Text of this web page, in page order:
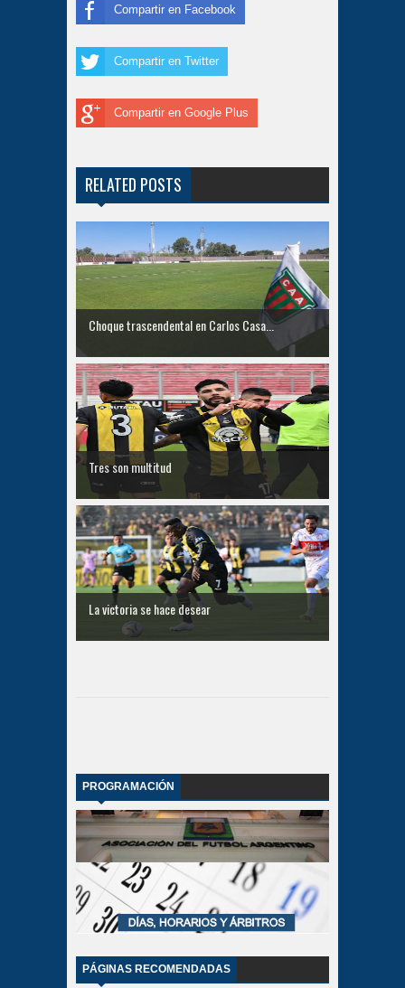
Compartir en Facebook
Compartir en Twitter
Compartir en Google Plus
RELATED POSTS
Choque trascendental en Carlos Casa...
Tres son multitud
La victoria se hace desear
PROGRAMACIÓN
PÁGINAS RECOMENDADAS